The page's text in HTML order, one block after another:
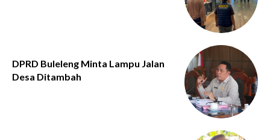
DPRD Buleleng Minta Lampu Jalan
Desa Ditambah